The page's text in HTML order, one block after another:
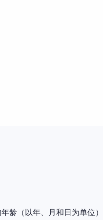
龄（以年、月和日为单位）